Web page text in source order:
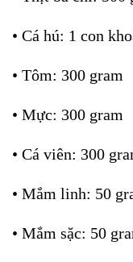
• Cá hú: 1 con
• Tôm: 300 gram
• Mực: 300 gram
• Cá viên: 300
• Mắm linh: 50
• Mắm sặc: 50